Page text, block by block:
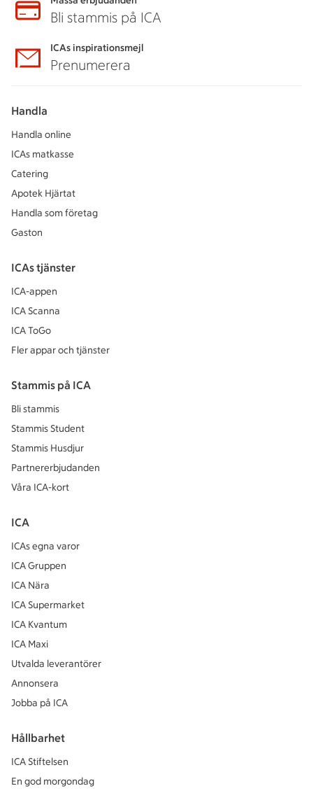
Bli stammis på ICA
ICAs inspirationsmejl
Prenumerera
Handla
Handla online
ICAs matkasse
Catering
Apotek Hjärtat
Handla som företag
Gaston
ICAs tjänster
ICA-appen
ICA Scanna
ICA ToGo
Fler appar och tjänster
Stammis på ICA
Bli stammis
Stammis Student
Stammis Husdjur
Partnererbjudanden
Våra ICA-kort
ICA
ICAs egna varor
ICA Gruppen
ICA Nära
ICA Supermarket
ICA Kvantum
ICA Maxi
Utvalda leverantörer
Annonsera
Jobba på ICA
Hållbarhet
ICA Stiftelsen
En god morgondag